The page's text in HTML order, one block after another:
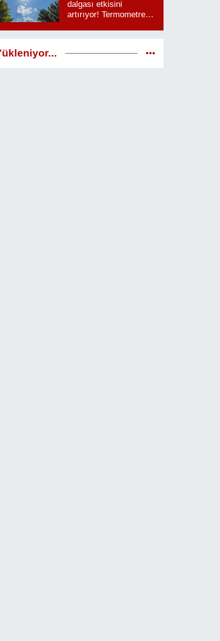
dalgası etkisini
artırıyor! Termometreler